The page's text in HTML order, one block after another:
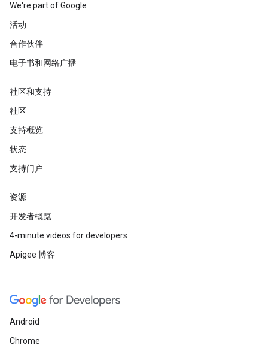
We're part of Google
活动
合作伙伴
电子书和网络广播
社区和支持
社区
支持概览
状态
支持门户
资源
开发者概览
4-minute videos for developers
Apigee 博客
Android
Chrome